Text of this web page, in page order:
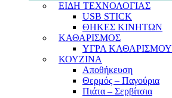
ΕΙΔΗ ΤΕΧΝΟΛΟΓΙΑΣ
USB STICK
ΘΗΚΕΣ ΚΙΝΗΤΩΝ
ΚΑΘΑΡΙΣΜΟΣ
ΥΓΡΑ ΚΑΘΑΡΙΣΜΟΥ
ΚΟΥΖΙΝΑ
Αποθήκευση
Θερμός – Παγούρια
Πιάτα – Σερβίτσια